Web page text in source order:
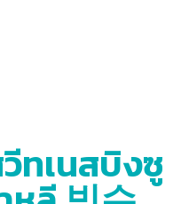
ทเนสบิงซู